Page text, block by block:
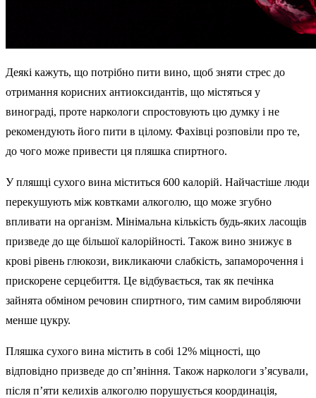
Деякі кажуть, що потрібно пити вино, щоб зняти стрес до
отримання корисних антиоксидантів, що містяться у
винограді, проте наркологи спростовують цю думку і не
рекомендують його пити в цілому. Фахівці розповіли про те,
до чого може привести ця пляшка спиртного.
У пляшці сухого вина міститься 600 калорій. Найчастіше люди
перекушують між ковтками алкоголю, що може згубно
впливати на організм. Мінімальна кількість будь-яких ласощів
призведе до ще більшої калорійності. Також вино знижує в
крові рівень глюкози, викликаючи слабкість, запаморочення і
прискорене серцебиття. Це відбувається, так як печінка
зайнята обміном речовин спиртного, тим самим виробляючи
менше цукру.
Пляшка сухого вина містить в собі 12% міцності, що
відповідно призведе до сп’яніння. Також наркологи з’ясували,
після п’яти келихів алкоголю порушується координація,